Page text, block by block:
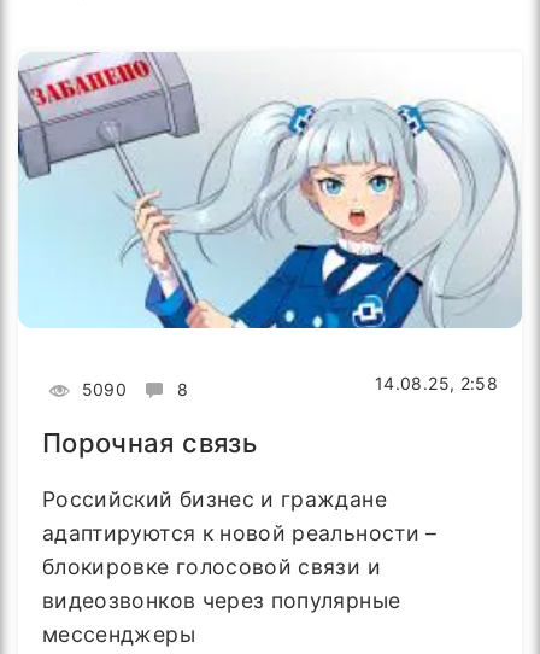
5090 8 14.08.25, 2:58
Порочная связь
Российский бизнес и граждане
адаптируются к новой реальности –
блокировке голосовой связи и
видеозвонков через популярные
мессенджеры